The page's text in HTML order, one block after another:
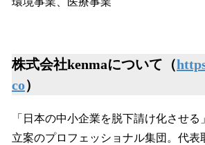
株式会社kenmaについて（
co）
「日本の中小企業を脱下請け化させ
立案のプロフェッショナル集団。代表